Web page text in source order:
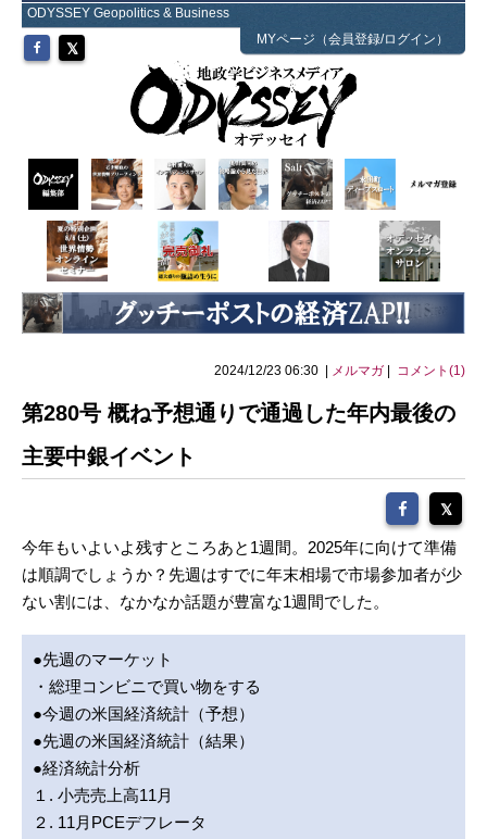
ODYSSEY Geopolitics & Business
MYページ（会員登録/ログイン）
2024/12/23 06:30 | メルマガ コメント(1)
第280号 概ね予想通りで通過した年内最後の
主要中銀イベント
今年もいよいよ残すところあと1週間。2025年に向けて準備
は順調でしょうか？先週はすでに年末相場で市場参加者が少
ない割には、なかなか話題が豊富な1週間でした。
●先週のマーケット
・総理コンビニで買い物をする
●今週の米国経済統計（予想）
●先週の米国経済統計（結果）
●経済統計分析
１. 小売売上高11月
２. 11月PCEデフレータ